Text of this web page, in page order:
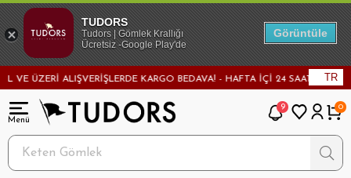
ÜZERİ ALIŞVERİŞLERDE KARGO BEDAVA! - HAFTA İÇİ 24 SAATTE TR
9 0
TUDORS
Tudors | Gömlek Krallığı
Ücretsiz -Google Play'de
Görüntüle